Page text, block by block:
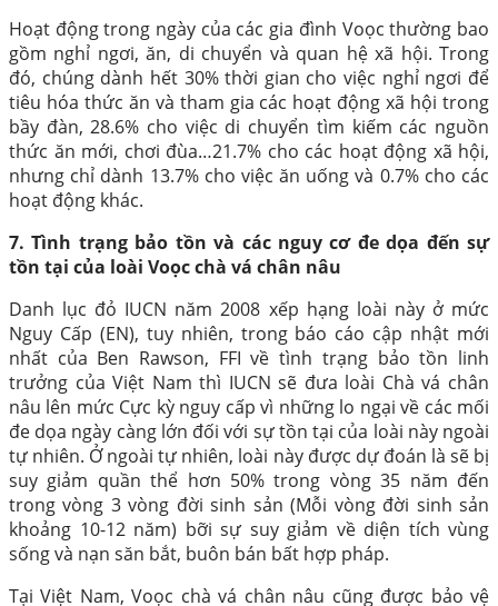
Hoạt động trong ngày của các gia đình Voọc thường bao
gồm nghỉ ngơi, ăn, di chuyển và quan hệ xã hội. Trong
đó, chúng dành hết 30% thời gian cho việc nghỉ ngơi để
tiêu hóa thức ăn và tham gia các hoạt động xã hội trong
bầy đàn, 28.6% cho việc di chuyển tìm kiếm các nguồn
thức ăn mới, chơi đùa…21.7% cho các hoạt động xã hội,
nhưng chỉ dành 13.7% cho việc ăn uống và 0.7% cho các
hoạt động khác.
7. Tình trạng bảo tồn và các nguy cơ đe dọa đến sự
tồn tại của loài Voọc chà vá chân nâu
Danh lục đỏ IUCN năm 2008 xếp hạng loài này ở mức
Nguy Cấp (EN), tuy nhiên, trong báo cáo cập nhật mới
nhất của Ben Rawson, FFI về tình trạng bảo tồn linh
trưởng của Việt Nam thì IUCN sẽ đưa loài Chà vá chân
nâu lên mức Cực kỳ nguy cấp vì những lo ngại về các mối
đe dọa ngày càng lớn đối với sự tồn tại của loài này ngoài
tự nhiên. Ở ngoài tự nhiên, loài này được dự đoán là sẽ bị
suy giảm quần thể hơn 50% trong vòng 35 năm đến
trong vòng 3 vòng đời sinh sản (Mỗi vòng đời sinh sản
khoảng 10-12 năm) bỡi sự suy giảm về diện tích vùng
sống và nạn săn bắt, buôn bán bất hợp pháp.
Tại Việt Nam, Voọc chà vá chân nâu cũng được bảo vệ